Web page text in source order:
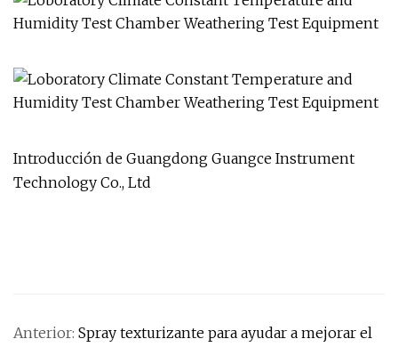
Introducción de Guangdong Guangce Instrument
Technology Co., Ltd
Anterior: Spray texturizante para ayudar a mejorar el